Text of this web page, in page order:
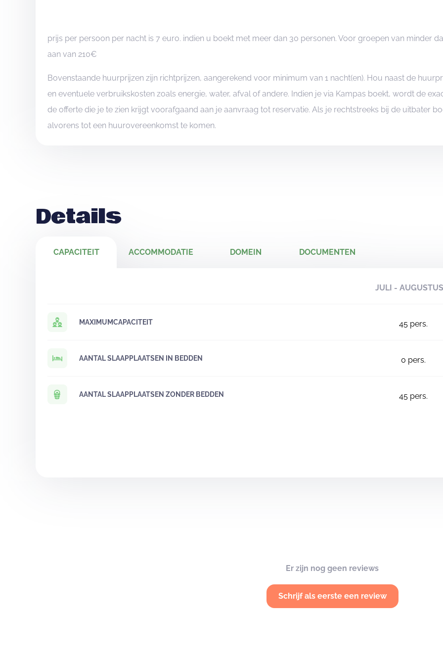
Rekeningnummer: BE28 0016 7187 4620
verhuur.wandelaar@gmail.com.
prijs per persoon per nacht is 7 euro. indien u boekt met meer dan 30 personen. Voor groepen van minder
aan van 210€
Bovenstaande huurprijzen zijn richtprijzen, aangerekend voor minimum van 1 nacht(en). Hou naast de
en eventuele verbruikskosten zoals energie, water, afval of andere. Indien je via Kampas boekt, wordt de
de offerte die je te zien krijgt voorafgaand aan je aanvraag tot reservatie. Als je rechtstreeks bij de uitbater
alvorens tot een huurovereenkomst te komen.
Details
CAPACITEIT ACCOMMODATIE DOMEIN DOCUMENTEN
JULI - AUGUSTUS
MAXIMUMCAPACITEIT 45 pers.
AANTAL SLAAPPLAATSEN IN BEDDEN 0 pers.
AANTAL SLAAPPLAATSEN ZONDER BEDDEN 45 pers.
Er zijn nog geen reviews
Schrijf als eerste een review